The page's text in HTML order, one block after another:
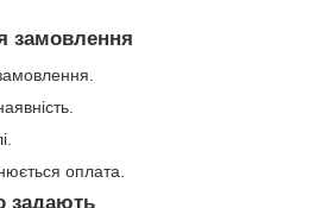
замовлення
оплата.
задають